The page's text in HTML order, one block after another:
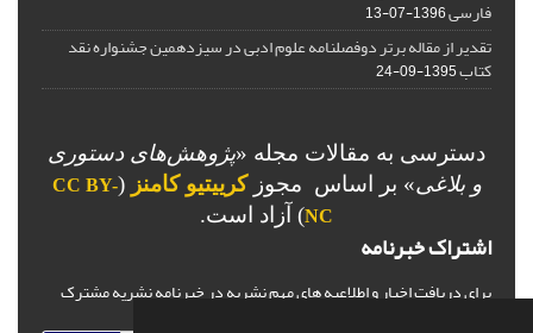
فارسی1396-07-13
تقدیر از مقاله برتر دوفصلنامه علوم ادبی در سیزدهمین جشنواره نقد
کتاب1395-09-24
دسترسی به مقالات مجله «پژوهش‌های دستوری
و بلاغی» بر اساس مجوزکرییتیو کامنز (
CC BY-
NC) آزاد است.
اشتراک خبرنامه
برای دریافت اخبار و اطلاعیه های مهم نشریه در خبرنامه نشریه مشترک